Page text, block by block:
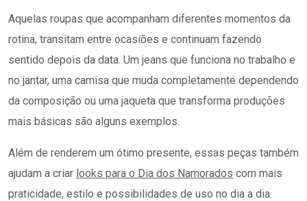
Aquelas roupas que acompanham diferentes momentos da
rotina, transitam entre ocasiões e continuam fazendo
sentido depois da data. Um jeans que funciona no trabalho e
no jantar, uma camisa que muda completamente dependendo
da composição ou uma jaqueta que transforma produções
mais básicas são alguns exemplos.
Além de renderem um ótimo presente, essas peças também
ajudam a criar looks para o Dia dos Namorados com mais
praticidade, estilo e possibilidades de uso no dia a dia.